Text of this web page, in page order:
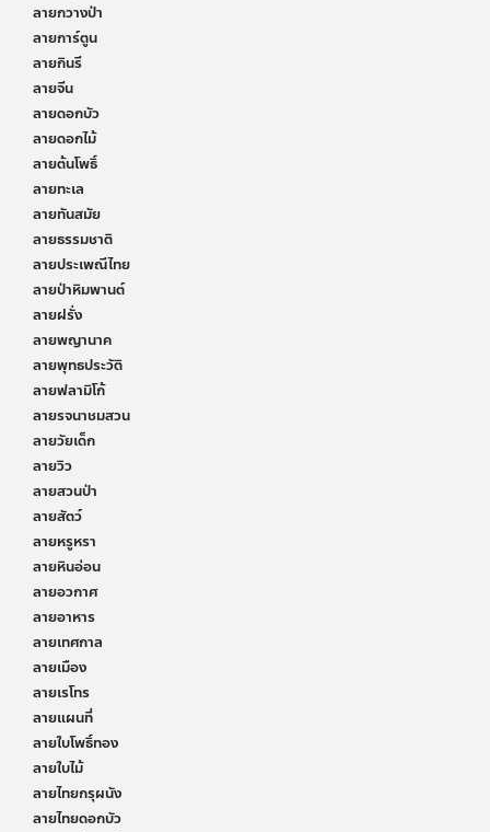
ลายกวางป่า
ลายการ์ตูน
ลายกินรี
ลายจีน
ลายดอกบัว
ลายดอกไม้
ลายต้นโพธิ์
ลายทะเล
ลายทันสมัย
ลายธรรมชาติ
ลายประเพณีไทย
ลายป่าหิมพานต์
ลายฝรั่ง
ลายพญานาค
ลายพุทธประวัติ
ลายฟลามิโก้
ลายรจนาชมสวน
ลายวัยเด็ก
ลายวิว
ลายสวนป่า
ลายสัตว์
ลายหรูหรา
ลายหินอ่อน
ลายอวกาศ
ลายอาหาร
ลายเทศกาล
ลายเมือง
ลายเรโทร
ลายแผนที่
ลายใบโพธิ์ทอง
ลายใบไม้
ลายไทยกรุผนัง
ลายไทยดอกบัว